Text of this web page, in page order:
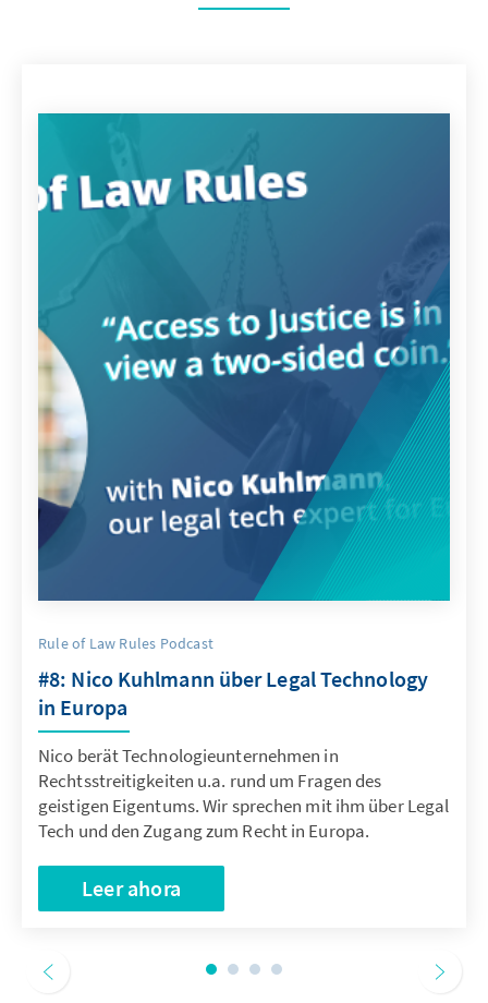
Rule of Law Rules Podcast
#8: Nico Kuhlmann über Legal Technology
in Europa
Nico berät Technologieunternehmen in
Rechtsstreitigkeiten u.a. rund um Fragen des
geistigen Eigentums. Wir sprechen mit ihm über Legal
Tech und den Zugang zum Recht in Europa.
Leer ahora